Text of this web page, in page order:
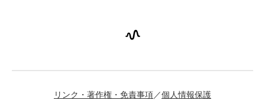
リンク・著作権・免責事項
個人情報保護